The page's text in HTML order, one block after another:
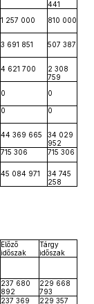
441
1 257 000 810 000
3 691 851 507 387
4 621 700
2 308
759
0 0
0 0
44 369 665
34 029
952
715 306 715 306
45 084 971
34 745
258
Előző
időszak
Tárgy
időszak
237 680
892
229 668
793
237 369
229 357